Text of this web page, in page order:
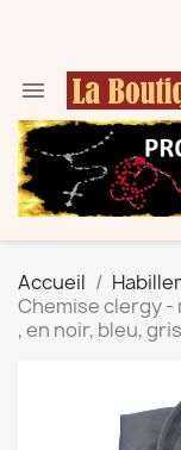

Accueil
Chemise clergy
, en noir, bleu, gris